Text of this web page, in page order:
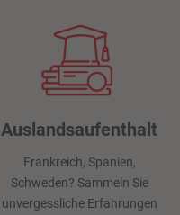
Auslandsaufenthalt
Frankreich, Spanien,
Schweden? Sammeln Sie
unvergessliche Erfahrungen
Sprachkurse, Sportangebote,
Urlaubs- und